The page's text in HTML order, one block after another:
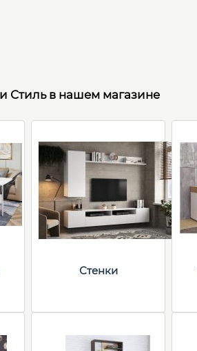
Стиль в нашем магазине
Стенки